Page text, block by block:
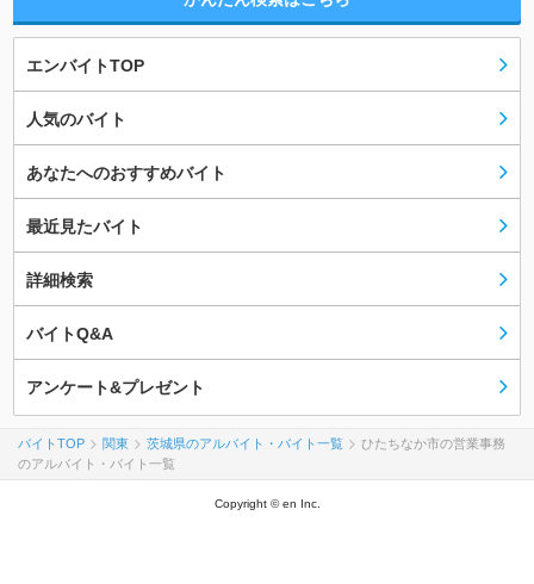
エンバイトTOP
人気のバイト
あなたへのおすすめバイト
最近見たバイト
詳細検索
バイトQ&A
アンケート&プレゼント
バイトTOP 関東 茨城県のアルバイト・バイト一覧
ひたちなか市の営業事務
のアルバイト・バイト一覧
Copyright © en Inc.